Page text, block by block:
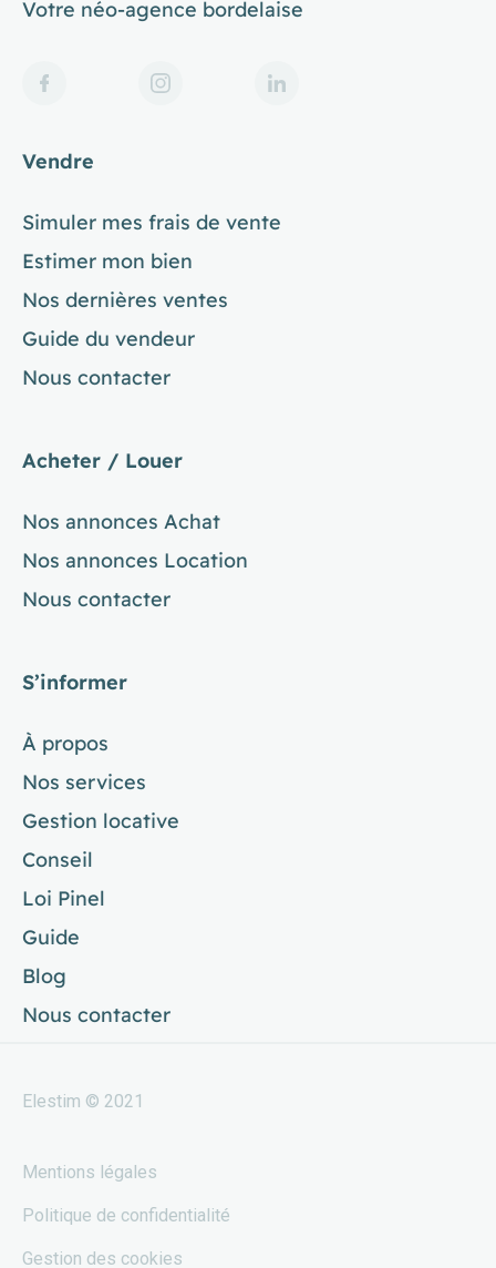
Votre néo-agence bordelaise
Vendre
Simuler mes frais de vente
Estimer mon bien
Nos dernières ventes
Guide du vendeur
Nous contacter
Acheter / Louer
Nos annonces Achat
Nos annonces Location
Nous contacter
S’informer
À propos
Nos services
Gestion locative
Conseil
Loi Pinel
Guide
Blog
Nous contacter
Elestim © 2021
Mentions légales
Politique de confidentialité
Gestion des cookies